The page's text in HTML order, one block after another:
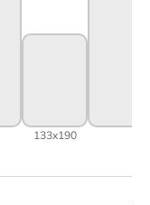
133x190